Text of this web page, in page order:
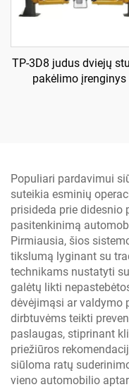
TP-3D8 judus dviejų
pakėlimo įrenginys
Populiari pardavimui
suteikia esminių
prisideda prie didesnio
pasitenkinimą
Pirmiausia, šios
tikslumą lyginant su
technikams nustatyti
galėtų likti
dėvėjimąsi ar valdymo
dirbtuvėms teikti
paslaugas, stiprinant
priežiūros
siūloma ratų
vieno automobilio